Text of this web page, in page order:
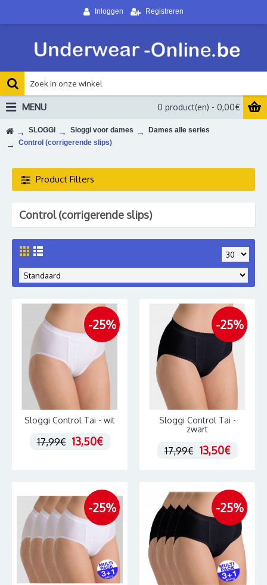
Inloggen Registreren
0 product(en) - 0,00€
MENU
SLOGGI Sloggi voor dames
Dames alle series
Control (corrigerende slips)
Product Filters
Control (corrigerende slips)
-25%
Sloggi Control Tai - wit
17,99€ 13,50€
-25%
Sloggi Control Tai -
zwart
17,99€ 13,50€
-25% -25%